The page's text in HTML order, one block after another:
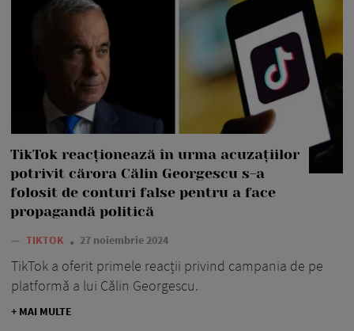
TikTok reacționează în urma acuzațiilor
potrivit cărora Călin Georgescu s-a
folosit de conturi false pentru a face
propagandă politică
— TIKTOK 27 noiembrie 2024
TikTok a oferit primele reacții privind campania de pe
platformă a lui Călin Georgescu.
+ MAI MULTE